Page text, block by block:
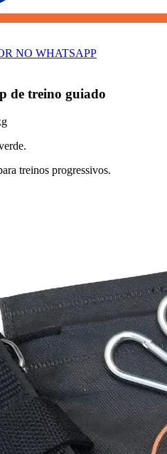
NO WHATSAPP
de treino guiado
treinos progressivos.